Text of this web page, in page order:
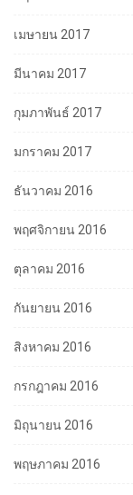
เมษายน 2017
มีนาคม 2017
กุมภาพันธ์ 2017
มกราคม 2017
ธันวาคม 2016
พฤศจิกายน 2016
ตุลาคม 2016
กันยายน 2016
สิงหาคม 2016
กรกฎาคม 2016
มิถุนายน 2016
พฤษภาคม 2016